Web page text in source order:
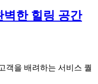
한 힐링 공간
객을 배려하는 서비스 퀄